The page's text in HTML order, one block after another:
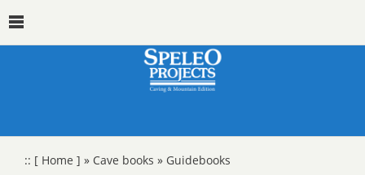
:: [ Home ] » Cave books » Guidebooks